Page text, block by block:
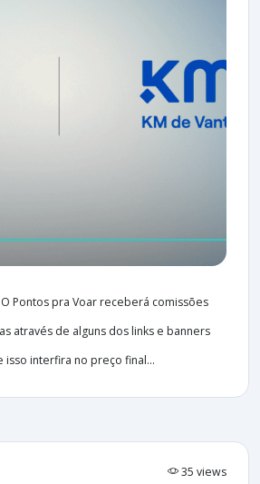
Pontos pra Voar receberá comissões
através de alguns dos links e banners
isso interfira no preço final...
35 views